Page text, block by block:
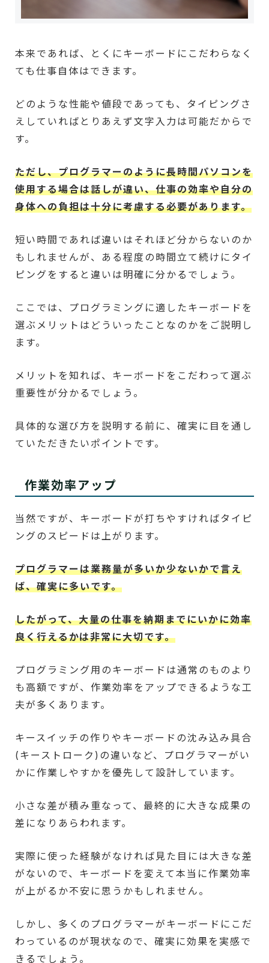
本来であれば、とくにキーボードにこだわらなく
ても仕事自体はできます。
どのような性能や値段であっても、タイピングさ
えしていればとりあえず文字入力は可能だからで
す。
ただし、プログラマーのように長時間パソコンを
使用する場合は話しが違い、仕事の効率や自分の
身体への負担は十分に考慮する必要があります。
短い時間であれば違いはそれほど分からないのか
もしれませんが、ある程度の時間立て続けにタイ
ピングをすると違いは明確に分かるでしょう。
ここでは、プログラミングに適したキーボードを
選ぶメリットはどういったことなのかをご説明し
ます。
メリットを知れば、キーボードをこだわって選ぶ
重要性が分かるでしょう。
具体的な選び方を説明する前に、確実に目を通し
ていただきたいポイントです。
作業効率アップ
当然ですが、キーボードが打ちやすければタイピ
ングのスピードは上がります。
プログラマーは業務量が多いか少ないかで言え
ば、確実に多いです。
したがって、大量の仕事を納期までにいかに効率
良く行えるかは非常に大切です。
プログラミング用のキーボードは通常のものより
も高額ですが、作業効率をアップできるような工
夫が多くあります。
キースイッチの作りやキーボードの沈み込み具合
(キーストローク)の違いなど、プログラマーがい
かに作業しやすかを優先して設計しています。
小さな差が積み重なって、最終的に大きな成果の
差になりあらわれます。
実際に使った経験がなければ見た目には大きな差
がないので、キーボードを変えて本当に作業効率
が上がるか不安に思うかもしれません。
しかし、多くのプログラマーがキーボードにこだ
わっているのが現状なので、確実に効果を実感で
きるでしょう。